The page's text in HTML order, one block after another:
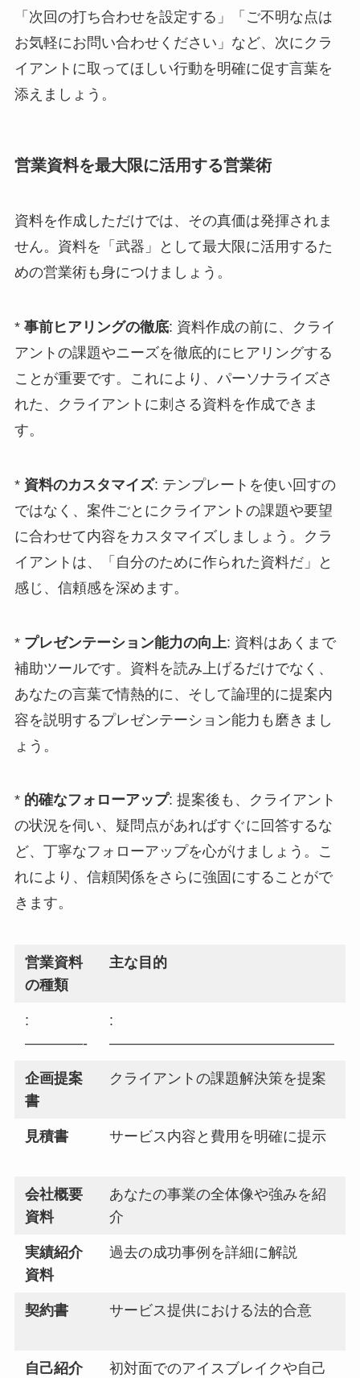
「次回の打ち合わせを設定する」「ご不明な点は
お気軽にお問い合わせください」など、次にクラ
イアントに取ってほしい行動を明確に促す言葉を
添えましょう。
営業資料を最大限に活用する営業術
資料を作成しただけでは、その真価は発揮されま
せん。資料を「武器」として最大限に活用するた
めの営業術も身につけましょう。
* 事前ヒアリングの徹底: 資料作成の前に、クライ
アントの課題やニーズを徹底的にヒアリングする
ことが重要です。これにより、パーソナライズさ
れた、クライアントに刺さる資料を作成できま
す。
* 資料のカスタマイズ: テンプレートを使い回すの
ではなく、案件ごとにクライアントの課題や要望
に合わせて内容をカスタマイズしましょう。クラ
イアントは、「自分のために作られた資料だ」と
感じ、信頼感を深めます。
* プレゼンテーション能力の向上: 資料はあくまで
補助ツールです。資料を読み上げるだけでなく、
あなたの言葉で情熱的に、そして論理的に提案内
容を説明するプレゼンテーション能力も磨きまし
ょう。
* 的確なフォローアップ: 提案後も、クライアント
の状況を伺い、疑問点があればすぐに回答するな
ど、丁寧なフォローアップを心がけましょう。こ
れにより、信頼関係をさらに強固にすることがで
きます。
営業資料
の種類
主な目的
:
————-
:
———————————————–
企画提案
書
クライアントの課題解決策を提案
見積書 サービス内容と費用を明確に提示
会社概要
資料
あなたの事業の全体像や強みを紹
介
実績紹介
資料
過去の成功事例を詳細に解説
契約書 サービス提供における法的合意
自己紹介 初対面でのアイスブレイクや自己